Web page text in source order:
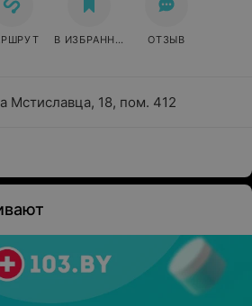
Мстиславца, 18, пом. 412
В ИЗБРАННОЕ ОТЗЫВ